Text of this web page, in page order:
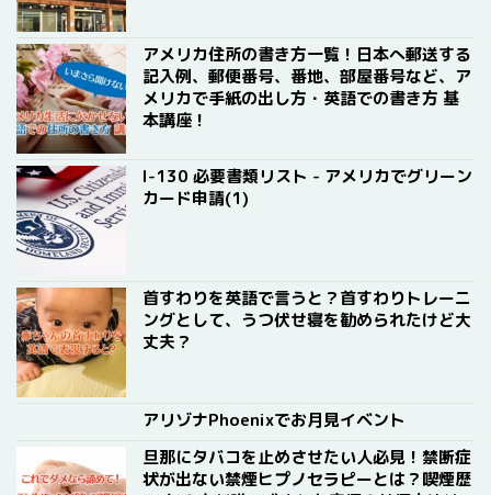
アメリカ住所の書き方一覧！日本へ郵送する
記入例、郵便番号、番地、部屋番号など、ア
メリカで手紙の出し方・英語での書き方 基
本講座！
I-130 必要書類リスト - アメリカでグリーン
カード申請(1)
首すわりを英語で言うと？首すわりトレーニ
ングとして、うつ伏せ寝を勧められたけど大
丈夫？
アリゾナPhoenixでお月見イベント
旦那にタバコを止めさせたい人必見！禁断症
状が出ない禁煙ヒプノセラピーとは？喫煙歴